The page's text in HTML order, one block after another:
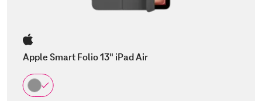
Apple Smart Folio 13" iPad Air